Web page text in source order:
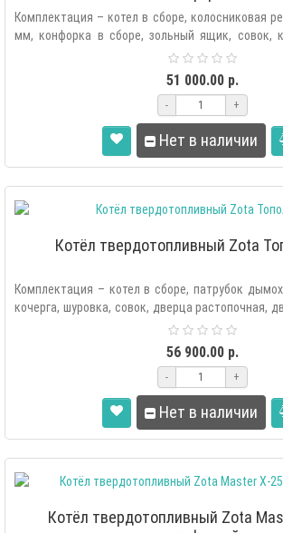
Комплектация – котел в сборе, колосниковая
мм, конфорка в сборе, зольный ящик, совок,
51 000.00 р.
- +
Нет в наличии
Котёл твердотопливный Zota
Комплектация – котел в сборе, патрубок
кочерга, шуровка, совок, дверца растопочная,
56 900.00 р.
- +
Нет в наличии
Котёл твердотопливный Zota